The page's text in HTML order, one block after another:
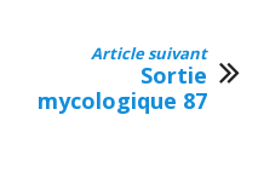
Article suivant
Sortie
mycologique 87